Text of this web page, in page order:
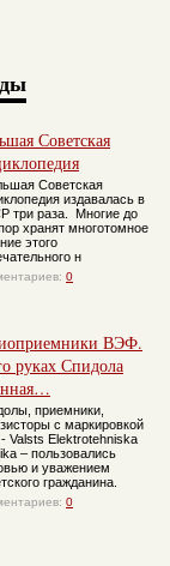
Советская
Советская
издавалась в
три раза. Многие до
хранят многотомное
этого
н
0
ВЭФ.
руках Спидола
приемники,
с маркировкой
Valsts Elektrotehniska
– пользовались
и уважением
гражданина.
0